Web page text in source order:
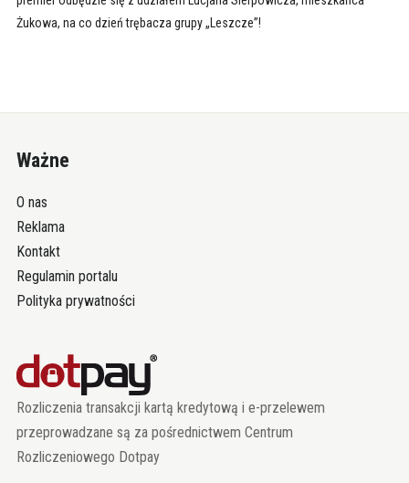
Żukowa, na co dzień trębacza grupy „Leszcze”!
Ważne
O nas
Reklama
Kontakt
Regulamin portalu
Polityka prywatności
Rozliczenia transakcji kartą kredytową i e-przelewem
przeprowadzane są za pośrednictwem Centrum
Rozliczeniowego Dotpay